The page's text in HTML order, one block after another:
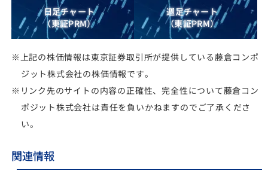
日足チャート
（東証PRM）
週足チャート
（東証PRM）
※上記の株価情報は東京証券取引所が提供している藤倉コンポ
ジット株式会社の株価情報です。
※リンク先のサイトの内容の正確性、完全性について藤倉コン
ポジット株式会社は責任を負いかねますのでご了承くださ
い。
関連情報